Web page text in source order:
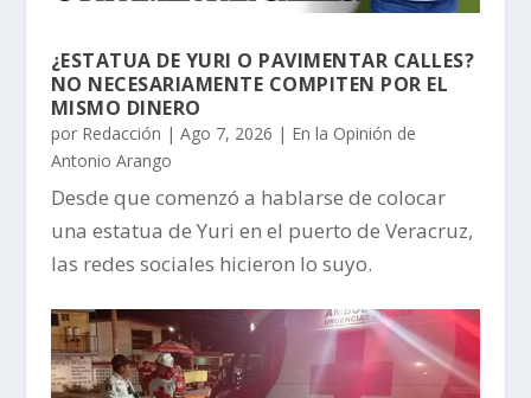
¿ESTATUA DE YURI O PAVIMENTAR CALLES?
NO NECESARIAMENTE COMPITEN POR EL
MISMO DINERO
por Redacción | Ago 7, 2026 | En la Opinión de
Antonio Arango
Desde que comenzó a hablarse de colocar
una estatua de Yuri en el puerto de Veracruz,
las redes sociales hicieron lo suyo.